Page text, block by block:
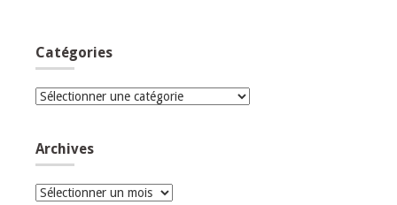
Catégories
Catégories
Archives
Archives